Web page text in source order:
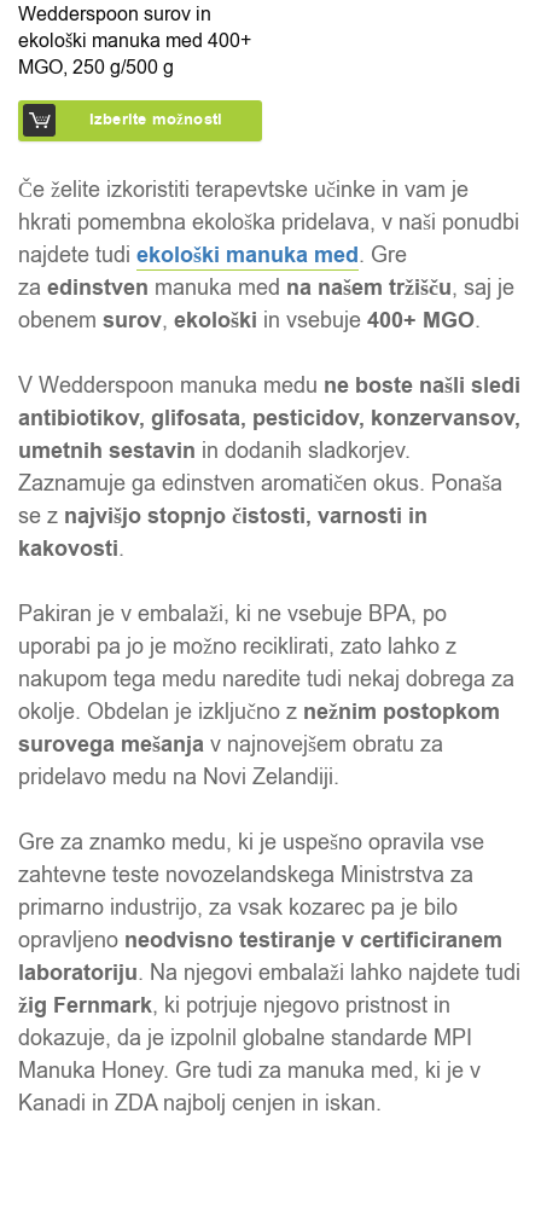
Wedderspoon surov in
ekološki manuka med 400+
MGO, 250 g/500 g
Izberite možnosti
Če želite izkoristiti terapevtske učinke in vam je
hkrati pomembna ekološka pridelava, v naši ponudbi
najdete tudi ekološki manuka med. Gre
za edinstven manuka med na našem tržišču, saj je
obenem surov, ekološki in vsebuje 400+ MGO.
V Wedderspoon manuka medu ne boste našli sledi
antibiotikov, glifosata, pesticidov, konzervansov,
umetnih sestavin in dodanih sladkorjev.
Zaznamuje ga edinstven aromatičen okus. Ponaša
se z najvišjo stopnjo čistosti, varnosti in
kakovosti.
Pakiran je v embalaži, ki ne vsebuje BPA, po
uporabi pa jo je možno reciklirati, zato lahko z
nakupom tega medu naredite tudi nekaj dobrega za
okolje. Obdelan je izključno z nežnim postopkom
surovega mešanja v najnovejšem obratu za
pridelavo medu na Novi Zelandiji.
Gre za znamko medu, ki je uspešno opravila vse
zahtevne teste novozelandskega Ministrstva za
primarno industrijo, za vsak kozarec pa je bilo
opravljeno neodvisno testiranje v certificiranem
laboratoriju. Na njegovi embalaži lahko najdete tudi
žig Fernmark, ki potrjuje njegovo pristnost in
dokazuje, da je izpolnil globalne standarde MPI
Manuka Honey. Gre tudi za manuka med, ki je v
Kanadi in ZDA najbolj cenjen in iskan.